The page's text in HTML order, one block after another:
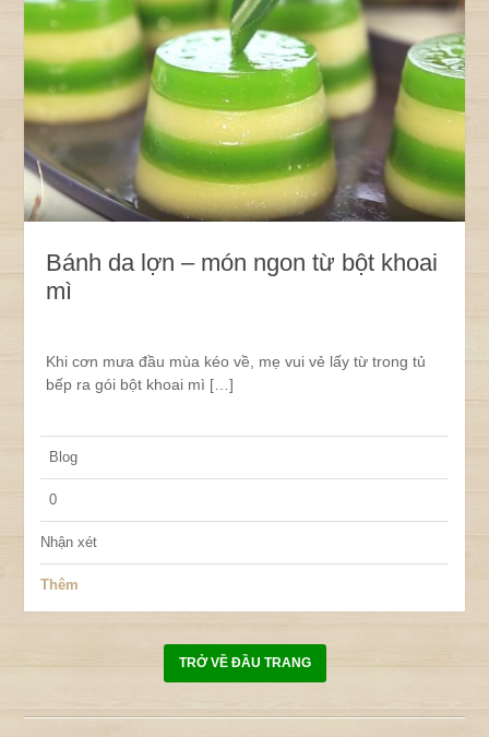
Bánh da lợn – món ngon từ bột khoai
mì
Khi cơn mưa đầu mùa kéo về, mẹ vui vẻ lấy từ trong tủ
bếp ra gói bột khoai mì […]
Blog
0
Nhận xét
Thêm
TRỞ VỀ ĐẦU TRANG